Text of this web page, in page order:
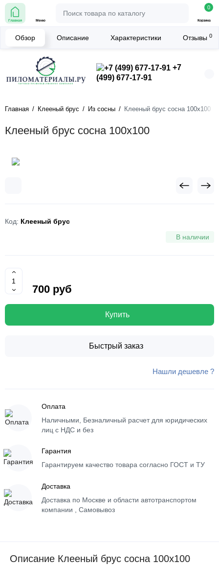
+7
(499) 677-17-91
Главная Меню
0
Корзина
Главная Клееный брус Из сосны Клееный брус сосна 100х100
Клееный брус сосна 100х100
Обзор Описание Характеристики Отзывы 0
Код: Клееный брус
В наличии
700 руб
Купить
Быстрый заказ
Нашли дешевле ?
Оплата
Наличными, Безналичный расчет для юридических
лиц с НДС и без
Гарантия
Гарантируем качество товара согласно ГОСТ и ТУ
Доставка
Доставка по Москве и области автотранспортом
компании , Самовывоз
Описание Клееный брус сосна 100х100